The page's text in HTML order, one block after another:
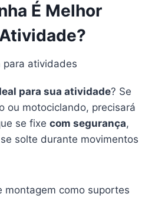
É Melhor
para sua atividade? Se
ou motociclando, precisará
se fixe com segurança,
solte durante movimentos
montagem como suportes